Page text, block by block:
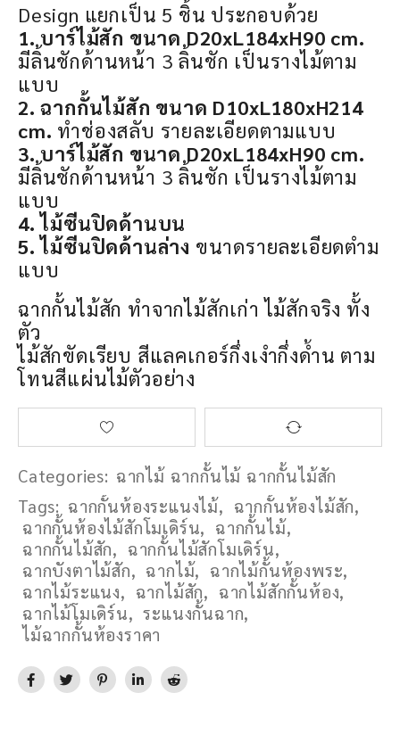
Design แยกเป็น 5 ชิ้น ประกอบด้วย
1. บาร์ไม้สัก ขนาด D20xL184xH90 cm.
มีลิ้นชักด้านหน้า 3 ลิ้นชัก เป็นรางไม้ตาม
แบบ
2. ฉากกั้นไม้สัก ขนาด D10xL180xH214
cm. ทำช่องสลับ รายละเอียดตามแบบ
3. บาร์ไม้สัก ขนาด D20xL184xH90 cm.
มีลิ้นชักด้านหน้า 3 ลิ้นชัก เป็นรางไม้ตาม
แบบ
4. ไม้ซีนปิดด้านบน
5. ไม้ซีนปิดด้านล่าง ขนาดรายละเอียดตำม
แบบ
ฉากกั้นไม้สัก ทำจากไม้สักเก่า ไม้สักจริง ทั้ง
ตัว
ไม้สักขัดเรียบ สีแลคเกอร์กึ่งเงำกึ่งด้ำน ตาม
โทนสีแผ่นไม้ตัวอย่าง
Categories: ฉากไม้ ฉากกั้นไม้ ฉากกั้นไม้สัก
Tags: ฉากกั้นห้องระแนงไม้, ฉากกั้นห้องไม้สัก,
ฉากกั้นห้องไม้สักโมเดิร์น, ฉากกั้นไม้,
ฉากกั้นไม้สัก, ฉากกั้นไม้สักโมเดิร์น,
ฉากบังตาไม้สัก, ฉากไม้, ฉากไม้กั้นห้องพระ,
ฉากไม้ระแนง, ฉากไม้สัก, ฉากไม้สักกั้นห้อง,
ฉากไม้โมเดิร์น, ระแนงกั้นฉาก,
ไม้ฉากกั้นห้องราคา